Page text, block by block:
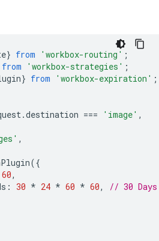
} from 'workbox-routing' ;
from 'workbox-strategies' ;
} from 'workbox-expiration' ;
.destination === 'image' ,
,
({
60,
: 30 * 24 * 60 * 60,
// 30 Days